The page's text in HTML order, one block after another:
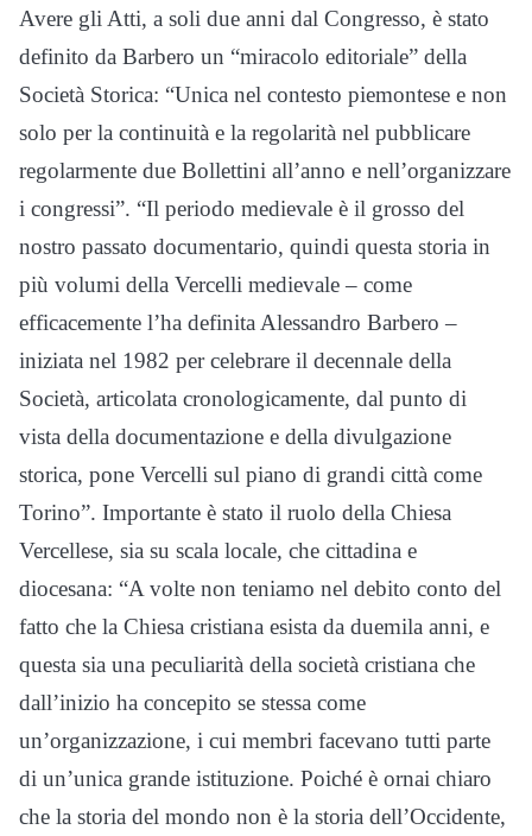
Avere gli Atti, a soli due anni dal Congresso, è stato
definito da Barbero un “miracolo editoriale” della
Società Storica: “Unica nel contesto piemontese e non
solo per la continuità e la regolarità nel pubblicare
regolarmente due Bollettini all’anno e nell’organizzare
i congressi”. “Il periodo medievale è il grosso del
nostro passato documentario, quindi questa storia in
più volumi della Vercelli medievale – come
efficacemente l’ha definita Alessandro Barbero –
iniziata nel 1982 per celebrare il decennale della
Società, articolata cronologicamente, dal punto di
vista della documentazione e della divulgazione
storica, pone Vercelli sul piano di grandi città come
Torino”. Importante è stato il ruolo della Chiesa
Vercellese, sia su scala locale, che cittadina e
diocesana: “A volte non teniamo nel debito conto del
fatto che la Chiesa cristiana esista da duemila anni, e
questa sia una peculiarità della società cristiana che
dall’inizio ha concepito se stessa come
un’organizzazione, i cui membri facevano tutti parte
di un’unica grande istituzione. Poiché è ornai chiaro
che la storia del mondo non è la storia dell’Occidente,